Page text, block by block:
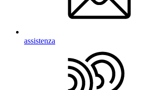
assistenza